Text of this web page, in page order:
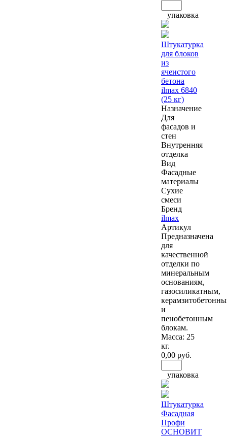
упаковка
Штукатурка
для блоков
из
ячеистого
бетона
ilmax 6840
(25 кг)
Назначение
Для
фасадов и
стен
Внутренняя
отделка
Вид
Фасадные
материалы
Сухие
смеси
Бренд
ilmax
Артикул
Предназначена
для
качественной
отделки по
минеральным
основаниям,
газосиликатным,
и
пенобетонным
блокам.
Масса: 25
кг.
0,00 руб.
упаковка
Штукатурка
Фасадная
Профи
ОСНОВИТ